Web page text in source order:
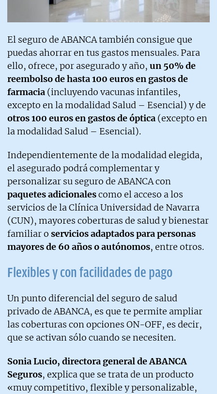
El seguro de ABANCA también consigue que
puedas ahorrar en tus gastos mensuales. Para
ello, ofrece, por asegurado y año, un 50% de
reembolso de hasta 100 euros en gastos de
farmacia (incluyendo vacunas infantiles,
excepto en la modalidad Salud – Esencial) y de
otros 100 euros en gastos de óptica (excepto en
la modalidad Salud – Esencial).
Independientemente de la modalidad elegida,
el asegurado podrá complementar y
personalizar su seguro de ABANCA con
paquetes adicionalescomo el acceso a los
servicios de la Clínica Universidad de Navarra
(CUN), mayores coberturas de salud y bienestar
familiar o servicios adaptados para personas
mayores de 60 años o autónomos, entre otros.
Flexibles y con facilidades de pago
Un punto diferencial del seguro de salud
privado de ABANCA, es que te permite ampliar
las coberturas con opciones ON-OFF, es decir,
que se activan sólo cuando se necesiten.
Sonia Lucio, directora general de ABANCA
Seguros, explica que se trata de un producto
«muy competitivo, flexible y personalizable,